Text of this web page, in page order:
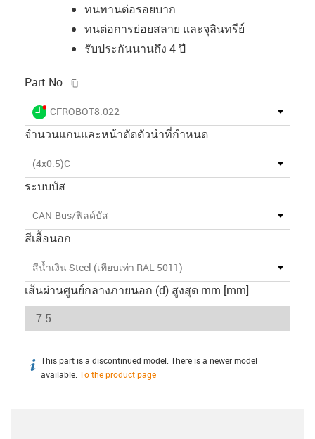
ทนทานต่อรอยบาก
ทนต่อการย่อยสลาย และจุลินทรีย์
รับประกันนานถึง 4 ปี
Part No.
igus-icon-lieferzeit-dot
CFROBOT8.022
จำนวนแกนและหน้าตัดตัวนำที่กำหนด
(4x0.5)C
ระบบบัส
CAN-Bus/ฟิลด์บัส
สีเสื้อนอก
สีน้ำเงิน Steel (เทียบเท่า RAL 5011)
เส้นผ่านศูนย์กลางภายนอก (d) สูงสุด mm [mm]
igus-icon-info
This part is a discontinued model. There is a newer model
available: To the product page